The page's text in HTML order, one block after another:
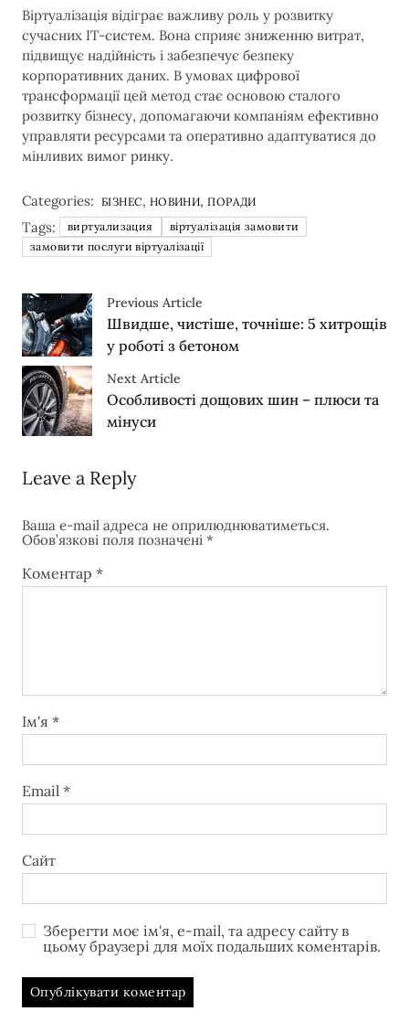
Віртуалізація відіграє важливу роль у розвитку
сучасних IT-систем. Вона сприяє зниженню витрат,
підвищує надійність і забезпечує безпеку
корпоративних даних. В умовах цифрової
трансформації цей метод стає основою сталого
розвитку бізнесу, допомагаючи компаніям ефективно
управляти ресурсами та оперативно адаптуватися до
мінливих вимог ринку.
Categories: БІЗНЕС, НОВИНИ,ПОРАДИ
Tags: виртуализация
віртуалізація замовити
замовити послуги віртуалізації
Previous Article
Швидше, чистіше, точніше: 5 хитрощів
у роботі з бетоном
Next Article
Особливості дощових шин – плюси та
мінуси
Leave a Reply
Ваша e-mail адреса не оприлюднюватиметься.
Обов’язкові поля позначені *
Коментар *
Ім'я *
Email *
Сайт
Зберегти моє ім'я, e-mail, та адресу сайту в
цьому браузері для моїх подальших коментарів.